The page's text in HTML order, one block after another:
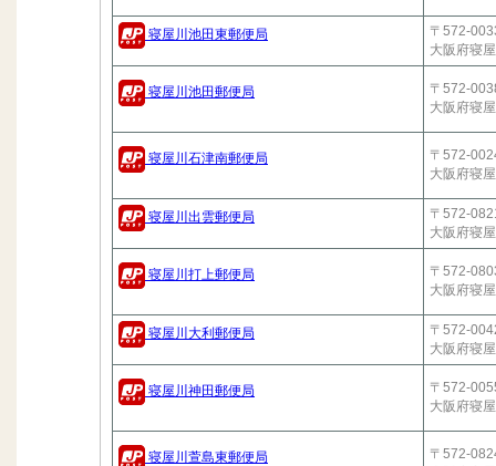
寝屋川池田東郵便局
〒572-
大阪府寝
寝屋川池田郵便局
〒572-
大阪府寝
寝屋川石津南郵便局
〒572-
大阪府寝
寝屋川出雲郵便局
〒572-
大阪府寝
寝屋川打上郵便局
〒572-
大阪府寝
寝屋川大利郵便局
〒572-
大阪府寝
寝屋川神田郵便局
〒572-
大阪府寝
寝屋川萱島東郵便局
〒572-